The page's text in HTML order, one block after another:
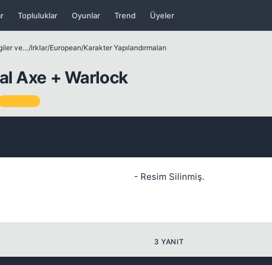
Topluluklar Oyunlar Trend Üyeler
Silkroad Genel Bilgiler ve Update Bilgileri/Irklar/European/Karakter Yapılandırmaları
Axe + Warlock
- Resim Silinmiş.
3 YANIT